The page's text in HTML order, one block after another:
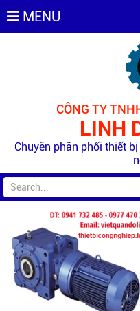
MENU
CÔNG TY
LINH
Chuyên phân phối thiết